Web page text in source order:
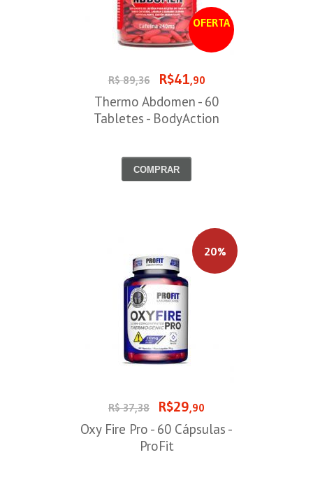
OFERTA
R$ 89,36 R$41,90
Thermo Abdomen - 60
Tabletes - BodyAction
COMPRAR
20%
R$ 37,38 R$29,90
Oxy Fire Pro - 60 Cápsulas -
ProFit